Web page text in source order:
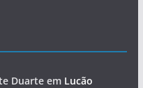
Duarteem Lucão